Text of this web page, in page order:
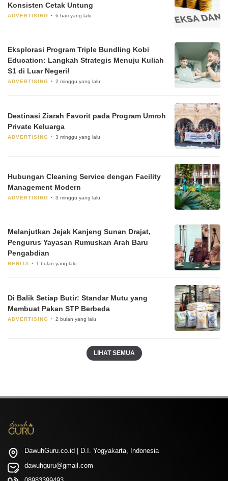
Konsisten Cetak Untung
ADVERTISING 6 hari yang lalu
Eksplorasi Program Triple Bundling Kobi
Education: Langkah Strategis Menuju Kuliah
S1 di Luar Negeri!
ADVERTISING 2 minggu yang lalu
Destinasi Ziarah Favorit pada Program Umroh
Private Keluarga
ADVERTISING 3 minggu yang lalu
Hubungan Cleaning Service dengan Facility
Management Modern
ADVERTISING 3 minggu yang lalu
Melanjutkan Jejak Kanjeng Sunan Drajat,
Pengurus Yayasan Rumuskan Arah Baru
Pengabdian
BERITA 1 bulan yang lalu
Di Balik Setiap Butir: Standar Mutu yang
Membuat Pakan STP Berbeda
ADVERTISING 2 bulan yang lalu
LIHAT SEMUA
DawuhGuru.co.id | D.I. Yogyakarta, Indonesia
dawuhguru@gmail.com